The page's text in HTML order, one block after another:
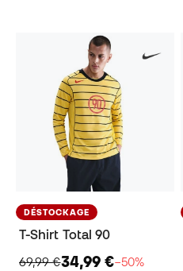
DÉSTOCKAGE
T-Shirt Total 90
69,99 €34,99 €−50%